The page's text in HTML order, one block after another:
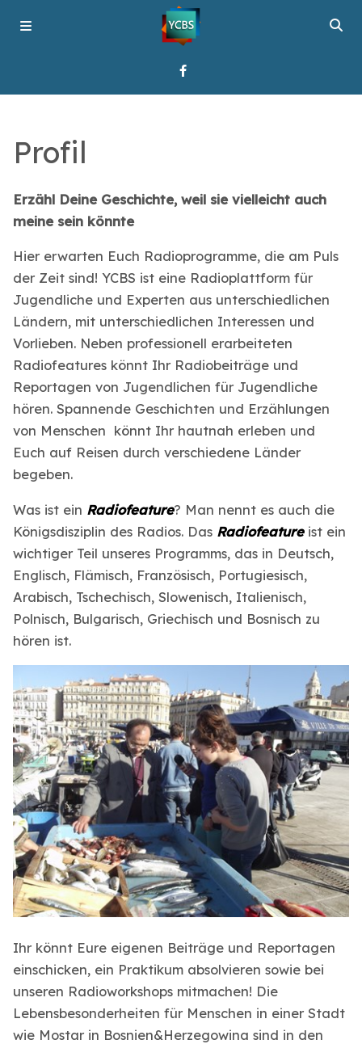
Über YCBS
Media Bridges
Profil
Erzähl Deine Geschichte, weil sie vielleicht auch
meine sein könnte
Hier erwarten Euch Radioprogramme, die am Puls
der Zeit sind! YCBS ist eine Radioplattform für
Jugendliche und Experten aus unterschiedlichen
Ländern, mit unterschiedlichen Interessen und
Vorlieben. Neben professionell erarbeiteten
Radiofeatures könnt Ihr Radiobeiträge und
Reportagen von Jugendlichen für Jugendliche
hören. Spannende Geschichten und Erzählungen
von Menschen könnt Ihr hautnah erleben und
Euch auf Reisen durch verschiedene Länder
begeben.
Was ist ein Radiofeature? Man nennt es auch die
Königsdisziplin des Radios. Das Radiofeatureist ein
wichtiger Teil unseres Programms, das in Deutsch,
Englisch, Flämisch, Französisch, Portugiesisch,
Arabisch, Tschechisch, Slowenisch, Italienisch,
Polnisch, Bulgarisch, Griechisch und Bosnisch zu
hören ist.
Ihr könnt Eure eigenen Beiträge und Reportagen
einschicken, ein Praktikum absolvieren sowie bei
unseren Radioworkshops mitmachen! Die
Lebensbesonderheiten für Menschen in einer Stadt
wie Mostar in Bosnien&Herzegowina sind in den